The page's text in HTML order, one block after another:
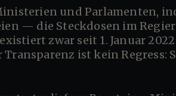
— die Steckdosen im
zwar seit 1. Januar
ist kein